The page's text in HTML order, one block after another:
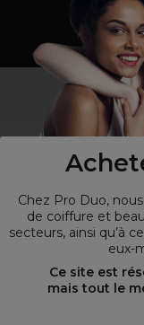
Chez Pro Duo,
de coiffure et
secteurs, ainsi qu’à
eux-
Ce site est
mais tout le
Vous
Visitez
© Tous